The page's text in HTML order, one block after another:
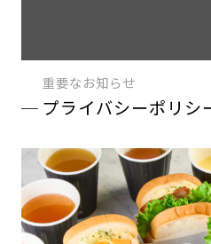
重要なお知らせ
プライバシーポリシ